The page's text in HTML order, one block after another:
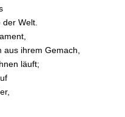
Welt.
ihrem Gemach,
läuft;